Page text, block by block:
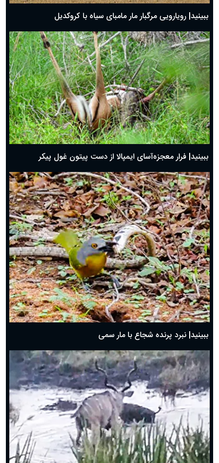
ببینید| رویارویی مرگبار مار مامبای سیاه با کروکدیل
ببینید| فرار معجزه‌آسای ایمپالا از دست پیتون غول پیکر
ببینید| نبرد پرنده شجاع با مار سمی